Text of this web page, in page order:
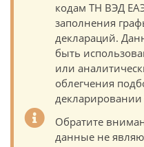
кодам ТН ВЭД
заполнения
деклараций.
быть
или
облегчения
декларировании
Обратите
данные не